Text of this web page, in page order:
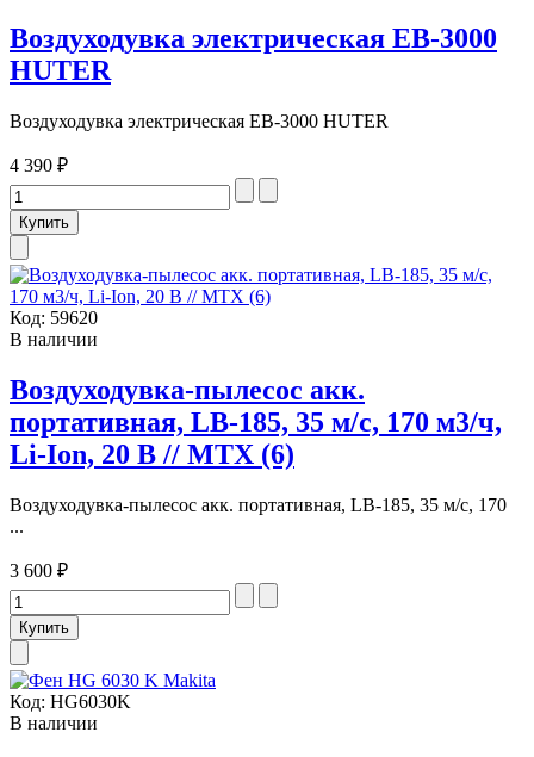
Воздуходувка электрическая ЕВ-3000
HUTER
Воздуходувка электрическая ЕВ-3000 HUTER
4 390 ₽
Код: 59620
В наличии
Воздуходувка-пылесос акк.
портативная, LB-185, 35 м/с, 170 м3/ч,
Li-Ion, 20 В // MTX (6)
Воздуходувка-пылесос акк. портативная, LB-185, 35 м/с, 170
...
3 600 ₽
Код: HG6030K
В наличии